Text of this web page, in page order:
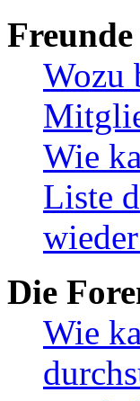
Wozu
Wie
Liste
Die
Wie